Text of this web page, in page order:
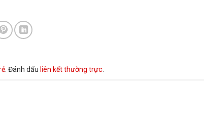
. Đánh dấu liên kết thường trực